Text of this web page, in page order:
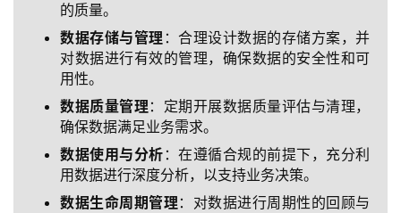
的质量。
数据存储与管理 ：合理设计数据的存储方案，并
对数据进行有效的管理，确保数据的安全性和可
用性。
数据质量管理 ：定期开展数据质量评估与清理，
确保数据满足业务需求。
数据使用与分析 ：在遵循合规的前提下，充分利
用数据进行深度分析，以支持业务决策。
数据生命周期管理 ：对数据进行周期性的回顾与